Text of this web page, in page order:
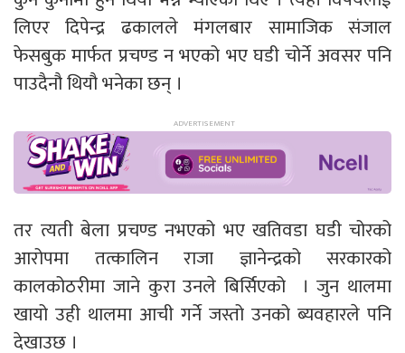
लिएर दिपेन्द्र ढकालले मंगलबार सामाजिक संजाल
फेसबुक मार्फत प्रचण्ड न भएको भए घडी चोर्ने अवसर पनि
पाउदैनौ थियौ भनेका छन् ।
तर त्यती बेला प्रचण्ड नभएको भए खतिवडा घडी चोरको
आरोपमा तत्कालिन राजा ज्ञानेन्द्रको सरकारको
कालकोठरीमा जाने कुरा उनले बिर्सिएको । जुन थालमा
खायो उही थालमा आची गर्ने जस्तो उनको ब्यवहारले पनि
देखाउछ ।